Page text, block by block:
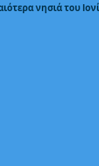
νησιά του